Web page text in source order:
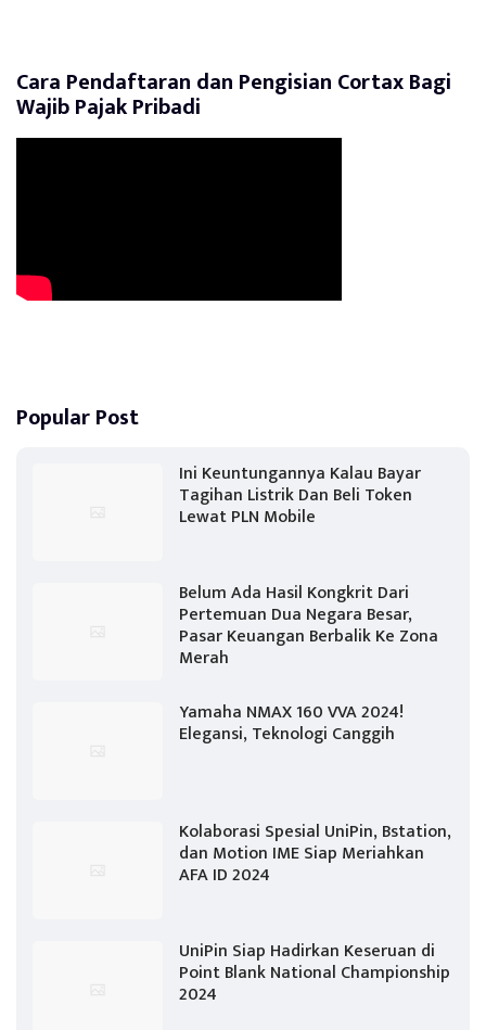
Cara Pendaftaran dan Pengisian Cortax Bagi
Wajib Pajak Pribadi
Popular Post
Ini Keuntungannya Kalau Bayar
Tagihan Listrik Dan Beli Token
Lewat PLN Mobile
Belum Ada Hasil Kongkrit Dari
Pertemuan Dua Negara Besar,
Pasar Keuangan Berbalik Ke Zona
Merah
Yamaha NMAX 160 VVA 2024!
Elegansi, Teknologi Canggih
Kolaborasi Spesial UniPin, Bstation,
dan Motion IME Siap Meriahkan
AFA ID 2024
UniPin Siap Hadirkan Keseruan di
Point Blank National Championship
2024